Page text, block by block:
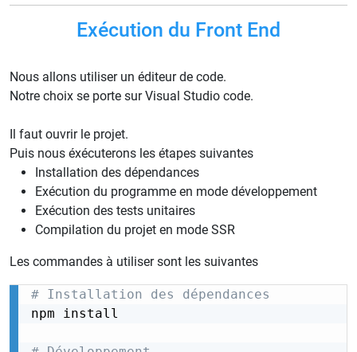
Exécution du Front End
Nous allons utiliser un éditeur de code.
Notre choix se porte sur Visual Studio code.
Il faut ouvrir le projet.
Puis nous éxécuterons les étapes suivantes
Installation des dépendances
Exécution du programme en mode développement
Exécution des tests unitaires
Compilation du projet en mode SSR
Les commandes à utiliser sont les suivantes
# Installation des dépendances
npm install